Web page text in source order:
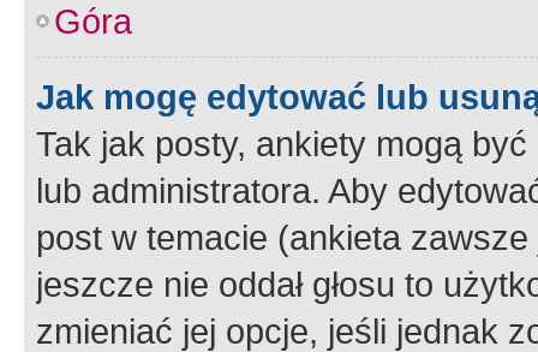
Góra
Jak mogę edytować lub
Tak jak posty, ankiety mogą
lub administratora. Aby
post w temacie (ankieta
jeszcze nie oddał głosu to
zmieniać jej opcje, jeśli jednak